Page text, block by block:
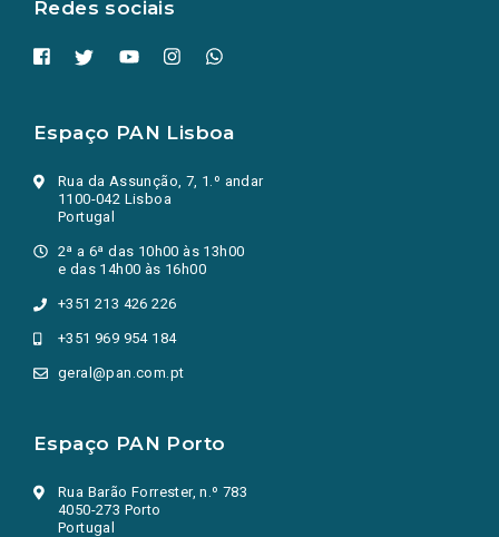
Redes sociais
Espaço PAN Lisboa
Rua da Assunção, 7, 1.º andar
1100-042 Lisboa
Portugal
2ª a 6ª das 10h00 às 13h00
e das 14h00 às 16h00
+351 213 426 226
+351 969 954 184
geral@pan.com.pt
Espaço PAN Porto
Rua Barão Forrester, n.º 783
4050-273 Porto
Portugal